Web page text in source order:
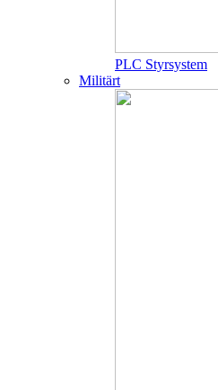
PLC Styrsystem
Militärt